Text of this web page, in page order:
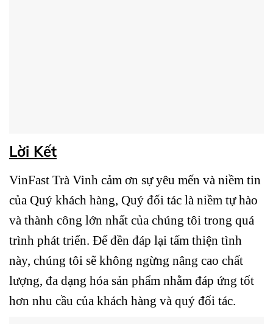
Lời Kết
VinFast Trà Vinh cảm ơn sự yêu mến và niềm tin
của Quý khách hàng, Quý đối tác là niềm tự hào
và thành công lớn nhất của chúng tôi trong quá
trình phát triển. Để đền đáp lại tấm thiện tình
này, chúng tôi sẽ không ngừng nâng cao chất
lượng, đa dạng hóa sản phẩm nhằm đáp ứng tốt
hơn nhu cầu của khách hàng và quý đối tác.